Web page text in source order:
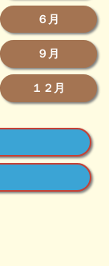
６月
９月
１２月